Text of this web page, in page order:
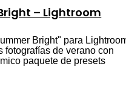
– Lightroom
Bright" para
fotografías de verano con
paquete de presets